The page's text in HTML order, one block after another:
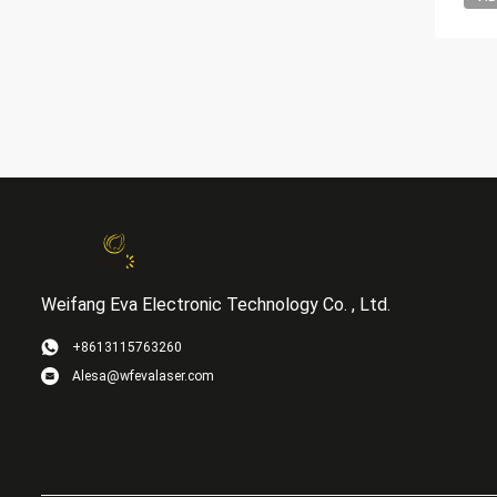
Weifang Eva Electronic Technology Co. , Ltd.
+8613115763260
Alesa@wfevalaser.com